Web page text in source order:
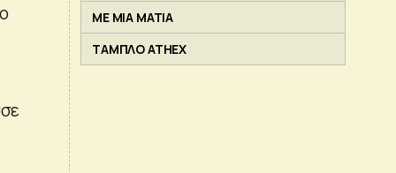
ΜΕ ΜΙΑ ΜΑΤΙΑ
ΤΑΜΠΛΟ ATHEX